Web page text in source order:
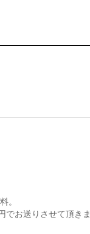
。
でお送りさせて頂きま